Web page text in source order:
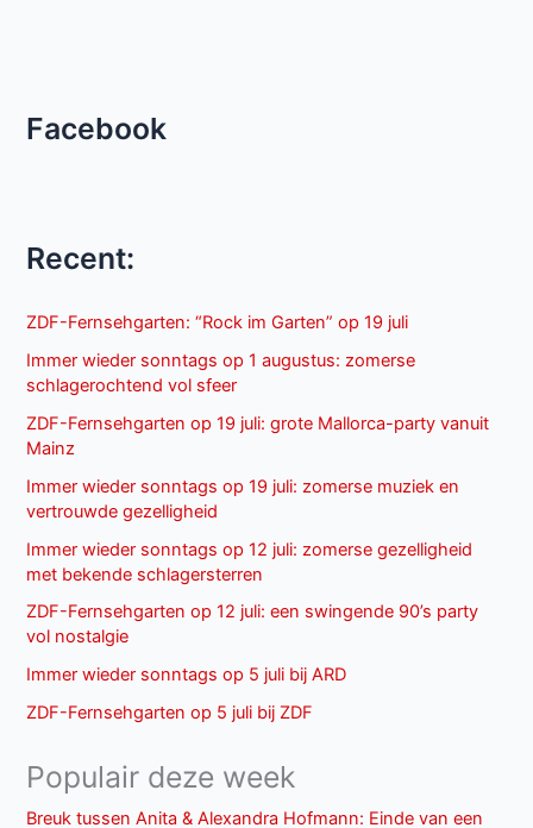
Facebook
Recent:
ZDF-Fernsehgarten: “Rock im Garten” op 19 juli
Immer wieder sonntags op 1 augustus: zomerse
schlagerochtend vol sfeer
ZDF-Fernsehgarten op 19 juli: grote Mallorca-party vanuit
Mainz
Immer wieder sonntags op 19 juli: zomerse muziek en
vertrouwde gezelligheid
Immer wieder sonntags op 12 juli: zomerse gezelligheid
met bekende schlagersterren
ZDF-Fernsehgarten op 12 juli: een swingende 90’s party
vol nostalgie
Immer wieder sonntags op 5 juli bij ARD
ZDF-Fernsehgarten op 5 juli bij ZDF
Populair deze week
Breuk tussen Anita & Alexandra Hofmann: Einde van een